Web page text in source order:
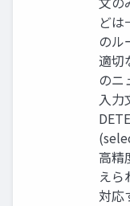
ど
のル
適切
のニ
入
高精
えら
対応